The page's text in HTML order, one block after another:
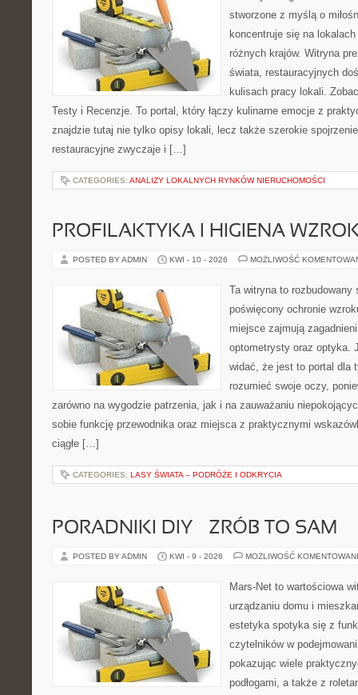
stworzone z myślą o
koncentruje się na
różnych krajów. Witryna
świata, restauracyjnych
kulisach pracy lokali.
Testy i Recenzje. To portal, który łączy kulinarne emocje z
znajdzie tutaj nie tylko opisy lokali, lecz także szerokie
restauracyjne zwyczaje i […]
CATEGORIES: ANALIZY LOKALNYCH RYNKÓW NIERUCHOMOŚCI
PROFILAKTYKA I HIGIENA
POSTED BY ADMIN KWI - 10 - 2026 MOŻLIWOŚĆ
Ta witryna to rozbudowany
poświęcony ochronie
miejsce zajmują
optometrysty oraz optyka.
widać, że jest to portal dla
rozumieć swoje oczy,
zarówno na wygodzie patrzenia, jak i na zauważaniu
sobie funkcję przewodnika oraz miejsca z praktycznymi
ciągłe […]
CATEGORIES: LASY ŚWIATA – PODRÓŻE I ODKRYCIA
PORADNIKI DIY – ZRÓB TO SAM
POSTED BY ADMIN KWI - 9 - 2026 MOŻLIWOŚĆ
Mars-Net to wartościowa
urządzaniu domu i
estetyka spotyka się z
czytelników w
pokazując wiele
podłogami, a także z